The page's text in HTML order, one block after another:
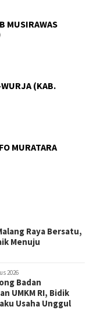
MUSIRAWAS
(KAB.
MURATARA
Raya Bersatu,
Menuju
2026
Badan
UMKM RI, Bidik
Usaha Unggul